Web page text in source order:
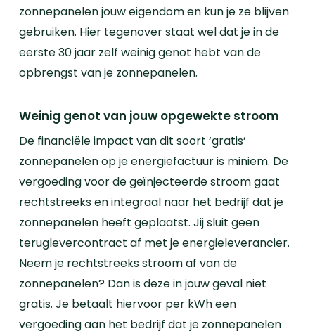
zonnepanelen jouw eigendom en kun je ze blijven
gebruiken. Hier tegenover staat wel dat je in de
eerste 30 jaar zelf weinig genot hebt van de
opbrengst van je zonnepanelen.
Weinig genot van jouw opgewekte stroom
De financiële impact van dit soort ‘gratis’
zonnepanelen op je energiefactuur is miniem. De
vergoeding voor de geïnjecteerde stroom gaat
rechtstreeks en integraal naar het bedrijf dat je
zonnepanelen heeft geplaatst. Jij sluit geen
teruglevercontract af met je energieleverancier.
Neem je rechtstreeks stroom af van de
zonnepanelen? Dan is deze in jouw geval niet
gratis. Je betaalt hiervoor per kWh een
vergoeding aan het bedrijf dat je zonnepanelen